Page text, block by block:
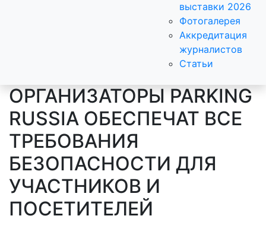
выставки 2026
Фотогалерея
Аккредитация
журналистов
Статьи
ОРГАНИЗАТОРЫ PARKING
RUSSIA ОБЕСПЕЧАТ ВСЕ
ТРЕБОВАНИЯ
БЕЗОПАСНОСТИ ДЛЯ
УЧАСТНИКОВ И
ПОСЕТИТЕЛЕЙ